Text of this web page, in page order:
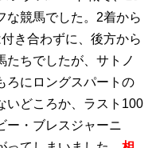
な競馬でした。2着から
き合わずに、後方から
たちでしたが、サトノ
ろにロングスパートの
いどころか、ラスト100
ー・ブレスジャーニ